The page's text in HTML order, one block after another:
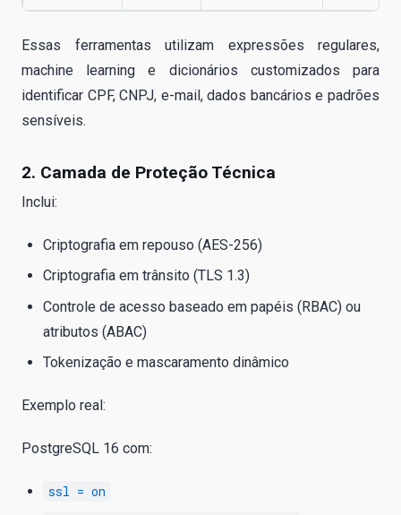
Essas ferramentas utilizam expressões regulares,
machine learning e dicionários customizados para
identificar CPF, CNPJ, e-mail, dados bancários e padrões
sensíveis.
2. Camada de Proteção Técnica
Inclui:
Criptografia em repouso (AES-256)
Criptografia em trânsito (TLS 1.3)
Controle de acesso baseado em papéis (RBAC) ou
atributos (ABAC)
Tokenização e mascaramento dinâmico
Exemplo real:
PostgreSQL 16 com:
ssl = on